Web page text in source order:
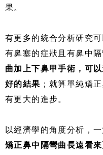
果。
有更多的統合分析研究
有鼻塞的症狀且有鼻中
曲加上下鼻甲手術，可
好的結果 ；就算單純矯
有更大的進步。
以經濟學的角度分析，
矯正鼻中隔彎曲長遠看